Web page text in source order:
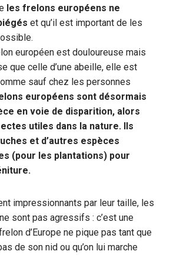
les frelons européens ne
et qu’il est important de les
européen est douloureuse mais
que celle d’une abeille, elle est
sauf chez les personnes
européens sont désormais
en voie de disparition, alors
utiles dans la nature. Ils
et d’autres espèces
(pour les plantations) pour
par leur taille, les
sont pas agressifs : c’est une
d’Europe ne pique pas tant que
de son nid ou qu’on lui marche